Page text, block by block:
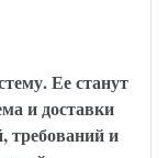
Ее станут
и доставки
требований и